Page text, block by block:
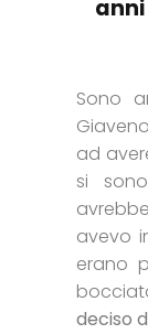
Sono
ad
si
avevo
erano
deciso